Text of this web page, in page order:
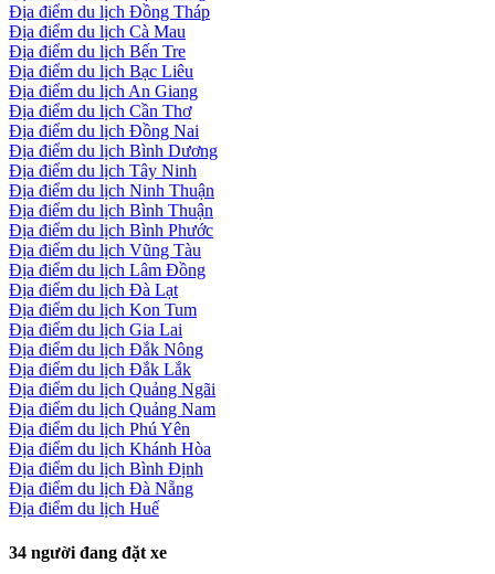
Địa điểm du lịch Đồng Tháp
Địa điểm du lịch Cà Mau
Địa điểm du lịch Bến Tre
Địa điểm du lịch Bạc Liêu
Địa điểm du lịch An Giang
Địa điểm du lịch Cần Thơ
Địa điểm du lịch Đồng Nai
Địa điểm du lịch Bình Dương
Địa điểm du lịch Tây Ninh
Địa điểm du lịch Ninh Thuận
Địa điểm du lịch Bình Thuận
Địa điểm du lịch Bình Phước
Địa điểm du lịch Vũng Tàu
Địa điểm du lịch Lâm Đồng
Địa điểm du lịch Đà Lạt
Địa điểm du lịch Kon Tum
Địa điểm du lịch Gia Lai
Địa điểm du lịch Đắk Nông
Địa điểm du lịch Đắk Lắk
Địa điểm du lịch Quảng Ngãi
Địa điểm du lịch Quảng Nam
Địa điểm du lịch Phú Yên
Địa điểm du lịch Khánh Hòa
Địa điểm du lịch Bình Định
Địa điểm du lịch Đà Nẵng
Địa điểm du lịch Huế
34 người đang đặt xe